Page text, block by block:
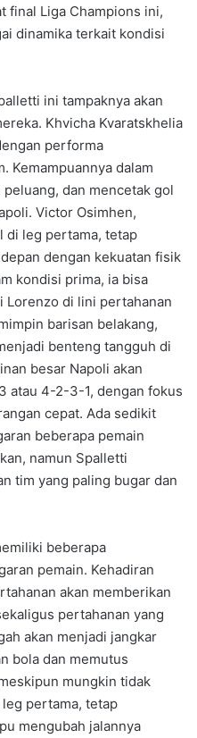
final Liga Champions ini,
dinamika terkait kondisi
ini tampaknya akan
Khvicha Kvaratskhelia
performa
Kemampuannya dalam
dan mencetak gol
Victor Osimhen,
di leg pertama, tetap
dengan kekuatan fisik
kondisi prima, ia bisa
Lorenzo di lini pertahanan
barisan belakang,
benteng tangguh di
besar Napoli akan
atau 4-2-3-1, dengan fokus
cepat. Ada sedikit
beberapa pemain
namun Spalletti
tim yang paling bugar dan
beberapa
pemain. Kehadiran
akan memberikan
pertahanan yang
akan menjadi jangkar
bola dan memutus
mungkin tidak
pertama, tetap
mengubah jalannya